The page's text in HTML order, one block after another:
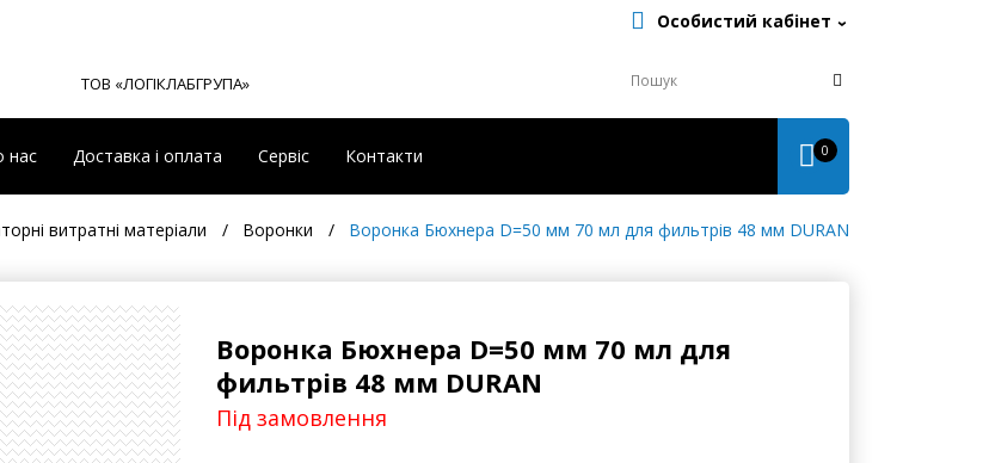
Особистий кабінет
ТОВ «ЛОГІКЛАБГРУПА»
Воронка Бюхнера D=50 мм 70 мл для
фильтрів 48 мм DURAN